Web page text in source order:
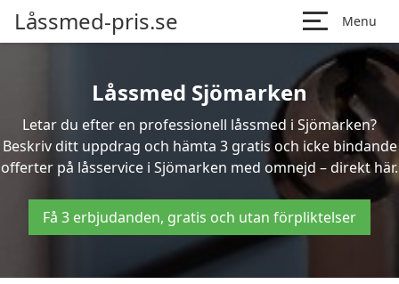
Låssmed-pris.se Menu
Låssmed Sjömarken
Letar du efter en professionell låssmed i Sjömarken?
Beskriv ditt uppdrag och hämta 3 gratis och icke bindande
offerter på låsservice i Sjömarken med omnejd – direkt här.
Få 3 erbjudanden, gratis och utan förpliktelser